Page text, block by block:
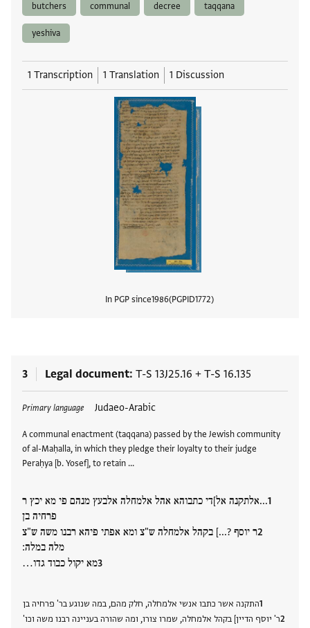
butchers communal decree taqqana
yeshiva
1 Transcription 1 Translation 1 Discussion
In PGP since1986 PGPID1772
3 Legal document T-S 13J25.16 + T-S 16.135
Primary language Judaeo-Arabic
A communal enactment (taqqana) passed by the Jewish community
of al-Maḥalla, in which they pledge their loyalty to their judge
Peraḥya [b. Yosef], to retain …
...אלתקנה אל]די כתבוהא אהל אלמחלה אלבעץ מנהם פי מא יכץ ר
פרחיה בן
ר יוסף ?...] בקהל אלמחלה ש"צ ומא אפתי פיהא רבנו משה ש"צ
מלה במלה:
מא יקול כבוד גדו…
התקנה אשר כתבו אנשי אלמחלה, חלק מהם, במה שנוגע בר' פרחיה בן
ר' יוסף הדיין] בקהל אלמחלה, שמרו צורו, ומה שהורה בעניינה רבנו משה וכו'
Tags